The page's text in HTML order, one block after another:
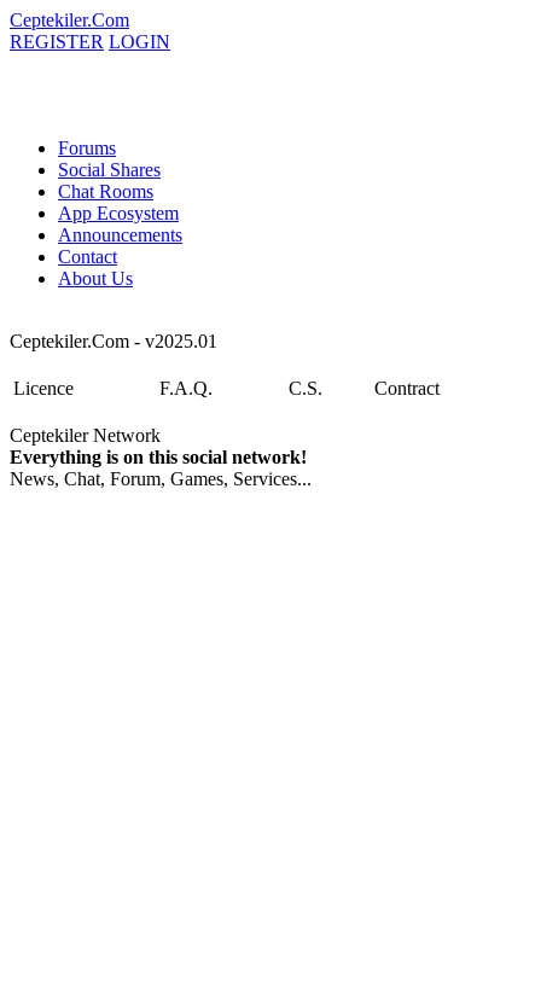
Ceptekiler.Com
REGISTER LOGIN
Forums
Social Shares
Chat Rooms
App Ecosystem
Announcements
Contact
About Us
Ceptekiler.Com - v2025.01
Licence F.A.Q. C.S. Contract
Ceptekiler Network
Everything is on this social network!
News, Chat, Forum, Games, Services...